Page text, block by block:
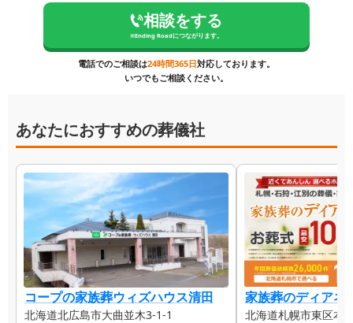
相談をする
※Ending Roadにつながります。
電話でのご相談は24時間365日対応しております。
いつでもご相談ください。
あなたにおすすめの葬儀社
コープの家族葬ウィズハウス清田
北海道北広島市大曲並木3-1-1
家族葬のディアネ
北海道札幌市東区本